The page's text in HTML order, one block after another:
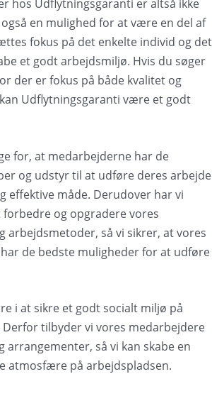
hos Udflytningsgaranti er altså ikke
en mulighed for at være en del af
fokus på det enkelte individ og det
et godt arbejdsmiljø. Hvis du søger
der er fokus på både kvalitet og
Udflytningsgaranti være et godt
for, at medarbejderne har de
og udstyr til at udføre deres arbejde
effektive måde. Derudover har vi
og opgradere vores
arbejdsmetoder, så vi sikrer, at vores
de bedste muligheder for at udføre
i at sikre et godt socialt miljø på
tilbyder vi vores medarbejdere
arrangementer, så vi kan skabe en
atmosfære på arbejdspladsen.